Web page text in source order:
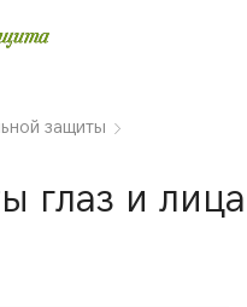
защиты
глаз и лица